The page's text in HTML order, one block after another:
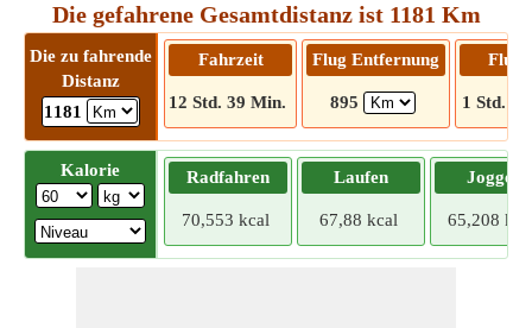
Die gefahrene Gesamtdistanz ist 1181 Km
Die zu fahrende
Distanz
1181
Fahrzeit
12 Std. 39 Min.
Flug Entfernung
895 1 Std.
Kalorie Radfahren
70,553 kcal
Laufen
67,88 kcal
Joggen
65,208